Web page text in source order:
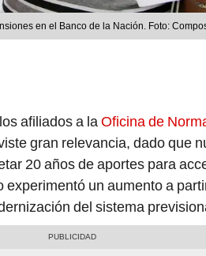
en el Banco de la Nación. Foto:
afiliados a laOficina de
gran relevancia, dado que
20 años de aportes para
experimentó un aumento a
del sistema